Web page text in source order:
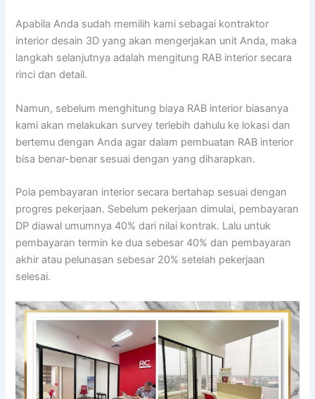
Apabila Anda sudah memilih kami sebagai kontraktor
interior desain 3D yang akan mengerjakan unit Anda, maka
langkah selanjutnya adalah mengitung RAB interior secara
rinci dan detail.
Namun, sebelum menghitung biaya RAB interior biasanya
kami akan melakukan survey terlebih dahulu ke lokasi dan
bertemu dengan Anda agar dalam pembuatan RAB interior
bisa benar-benar sesuai dengan yang diharapkan.
Pola pembayaran interior secara bertahap sesuai dengan
progres pekerjaan. Sebelum pekerjaan dimulai, pembayaran
DP diawal umumnya 40% dari nilai kontrak. Lalu untuk
pembayaran termin ke dua sebesar 40% dan pembayaran
akhir atau pelunasan sebesar 20% setelah pekerjaan
selesai.